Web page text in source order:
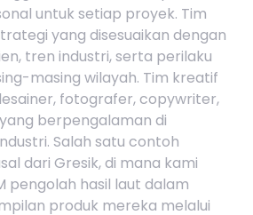
untuk setiap proyek. Tim
yang disesuaikan dengan
tren industri, serta perilaku
masing wilayah. Tim kreatif
fotografer, copywriter,
berpengalaman di
Salah satu contoh
dari Gresik, di mana kami
pengolah hasil laut dalam
produk mereka melalui